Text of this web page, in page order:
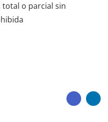
o parcial sin